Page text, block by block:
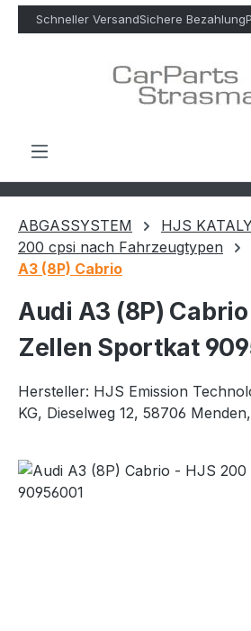
Zum Hauptinhalt springen
Schneller VersandSichere Bezahlung
ABGASSYSTEM
HJS
200 cpsi nach Fahrzeugtypen
A3 (8P) Cabrio
Audi A3 (8P)
Zellen Sportkat
Hersteller: HJS Emission
KG, Dieselweg 12, 58706
Bildergalerie überspringen